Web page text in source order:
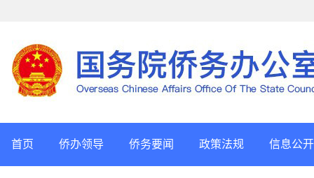
首页 侨办领导 侨务要闻 政策法规 信息公开